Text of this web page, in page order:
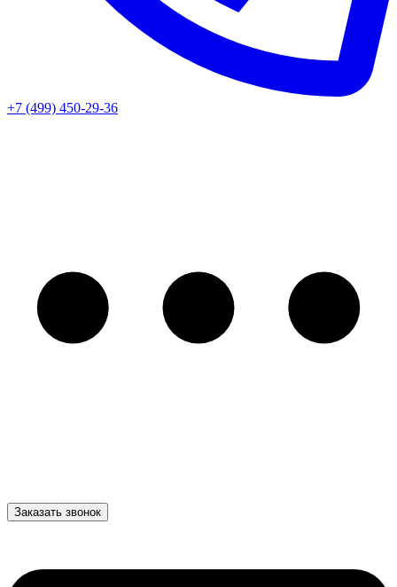
+7 (499) 450-29-36
Заказать звонок